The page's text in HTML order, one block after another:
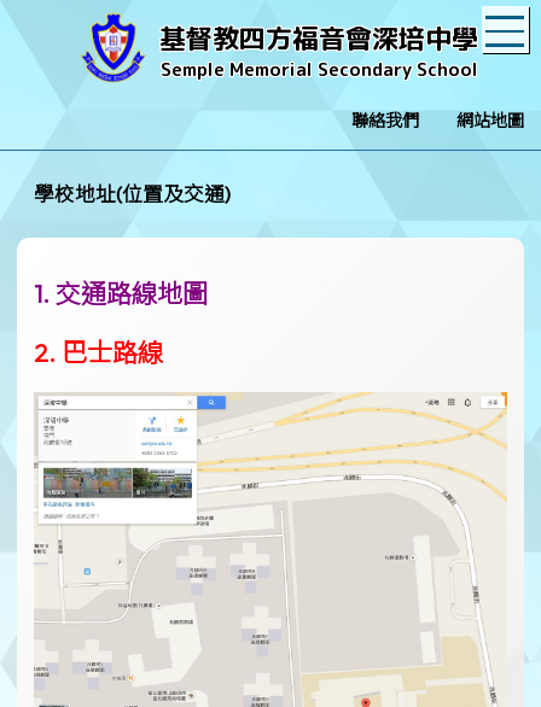
基督教四方福音會深培中學
Semple Memorial Secondary School
聯絡我們 網站地圖
學校地址(位置及交通)
1. 交通路線地圖
2. 巴士路線